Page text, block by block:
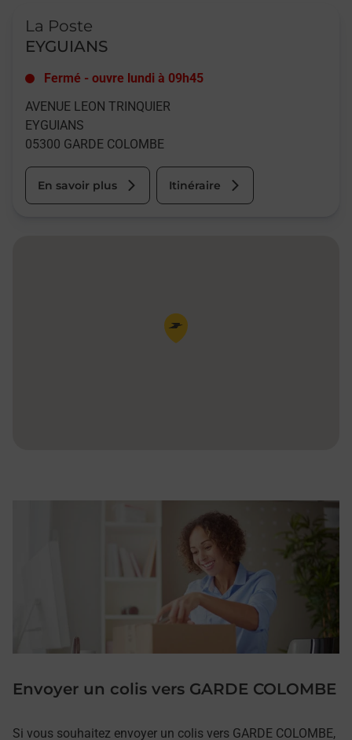
La Poste
EYGUIANS
Fermé - ouvre lundi à 09h45
AVENUE LEON TRINQUIER
EYGUIANS
05300 GARDE COLOMBE
En savoir plus Itinéraire
Pin de la carte
Envoyer un colis vers GARDE COLOMBE
Si vous souhaitez envoyer un colis vers GARDE COLOMBE,